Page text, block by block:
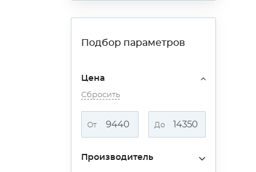
Подбор параметров
Цена
Сбросить
От До
Производитель